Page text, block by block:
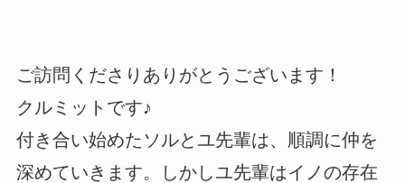
ご訪問くださりありがとうございます！
クルミットです♪
付き合い始めたソルとユ先輩は、順調に仲を
深めていきます。しかしユ先輩はイノの存在